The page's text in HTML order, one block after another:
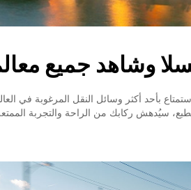
وشاهد جميع
بأحد أكثر وسائل النقل المرغوبة في
سيُدهش ركابك من الراحة والتجربة